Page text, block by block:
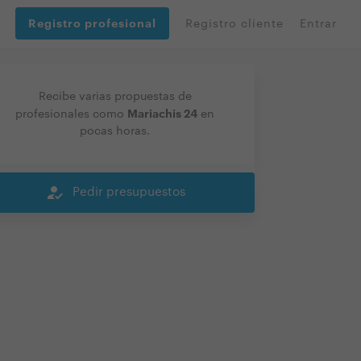
Registro profesional Registro cliente Entrar
Recibe varias propuestas de
profesionales como Mariachis 24 en
pocas horas.
how_to_reg Pedir presupuestos